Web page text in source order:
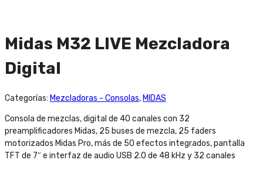
Midas M32 LIVE Mezcladora
Digital
Categorías: Mezcladoras - Consolas, MIDAS
Consola de mezclas, digital de 40 canales con 32
preamplificadores Midas, 25 buses de mezcla, 25 faders
motorizados Midas Pro, más de 50 efectos integrados, pantalla
TFT de 7″ e interfaz de audio USB 2.0 de 48 kHz y 32 canales